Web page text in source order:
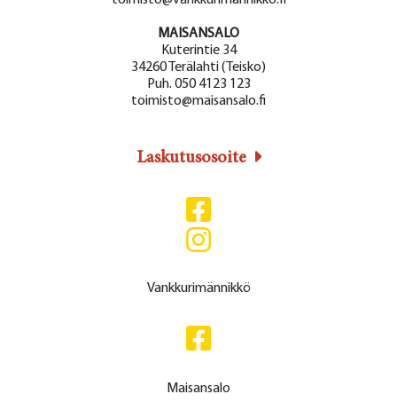
MAISANSALO
Kuterintie 34
34260 Terälahti (Teisko)
Puh. 050 4123 123
toimisto@maisansalo.fi
Laskutusosoite
Vankkurimännikkö
Maisansalo